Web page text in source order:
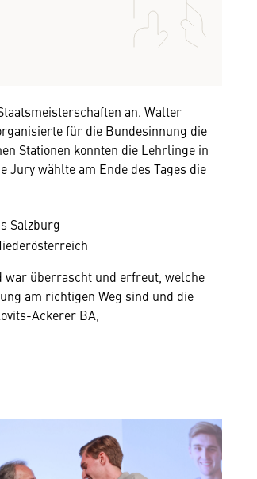
an. Walter
für die Bundesinnung die
Stationen konnten die Lehrlinge in
Jury wählte am Ende des Tages die
Salzburg
war überrascht und erfreut, welche
am richtigen Weg sind und die
Ackerer BA,